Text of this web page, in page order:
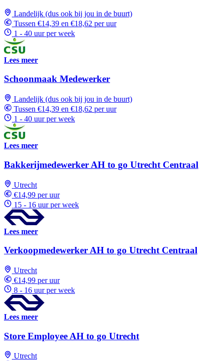
Landelijk (dus ook bij jou in de buurt)
Tussen €14,39 en €18,62 per uur
1 - 40 uur per week
Lees meer
Schoonmaak Medewerker
Landelijk (dus ook bij jou in de buurt)
Tussen €14,39 en €18,62 per uur
1 - 40 uur per week
Lees meer
Bakkerijmedewerker AH to go Utrecht Centraal
Utrecht
€14,99 per uur
15 - 16 uur per week
Lees meer
Verkoopmedewerker AH to go Utrecht Centraal
Utrecht
€14,99 per uur
8 - 16 uur per week
Lees meer
Store Employee AH to go Utrecht
Utrecht